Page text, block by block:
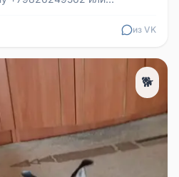
из VK
🐕